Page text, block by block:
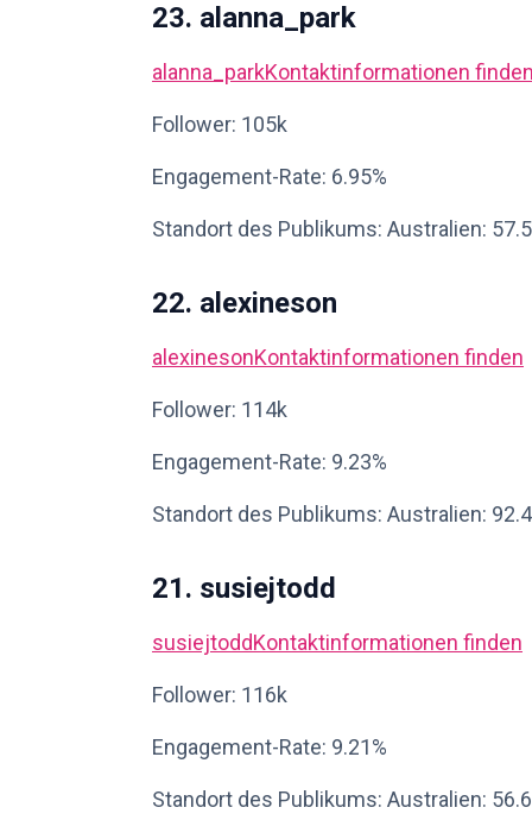
23. alanna_park
alanna_parkKontaktinformationen finden
Follower: 105k
Engagement-Rate: 6.95%
Standort des Publikums: Australien:
22. alexineson
alexinesonKontaktinformationen finden
Follower: 114k
Engagement-Rate: 9.23%
Standort des Publikums: Australien:
21. susiejtodd
susiejtoddKontaktinformationen finden
Follower: 116k
Engagement-Rate: 9.21%
Standort des Publikums: Australien: